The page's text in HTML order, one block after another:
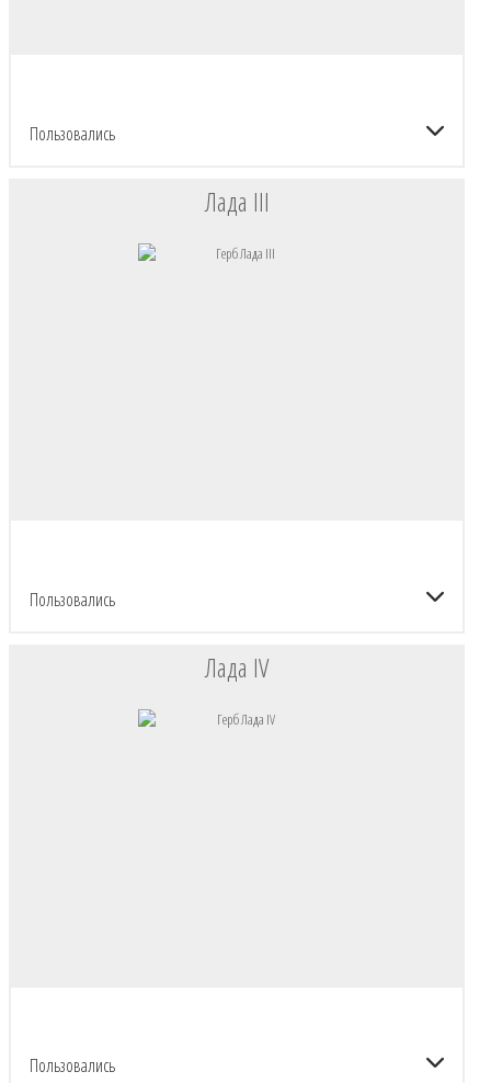
ГЕРБОВНИК ШЛЯХТЫ ВКЛ
Пользовались
Лада III
Пользовались
Лада IV
Пользовались